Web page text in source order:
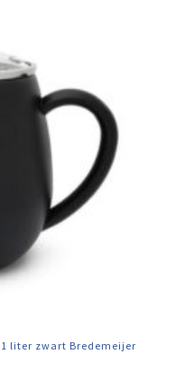
liter zwart Bredemeijer